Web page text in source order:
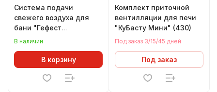
Система подачи
свежего воздуха для
бани "Гефест
Ароматное дыхание"
В наличии
В корзину
Комплект приточной
вентилляции для печи
"КуБасту Мини" (430)
Под заказ 3/15/45 дней
Под заказ